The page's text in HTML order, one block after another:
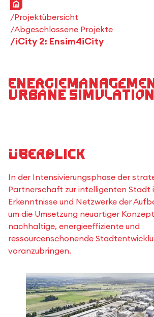
Startseite
Projektübersicht
Abgeschlossene Projekte
iCity 2: Ensim4iCity
urbane Simulation
Überblick
In der Intensivierungsphase der
Partnerschaft zur intelligenten Stadt
Erkenntnisse und Netzwerke der
um die Umsetzung neuartiger
nachhaltige, energieeffiziente und
ressourcenschonende
voranzubringen.